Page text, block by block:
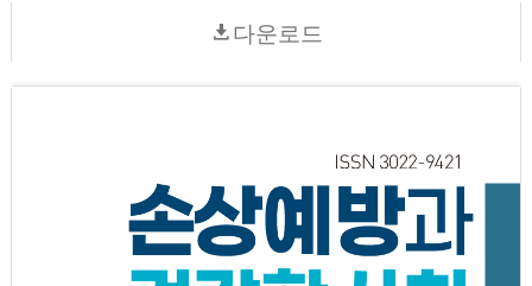
다운로드